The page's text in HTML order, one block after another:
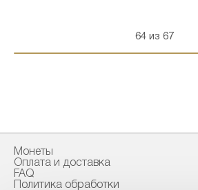
64 из 67
Монеты
Оплата и доставка
FAQ
Политика обработки